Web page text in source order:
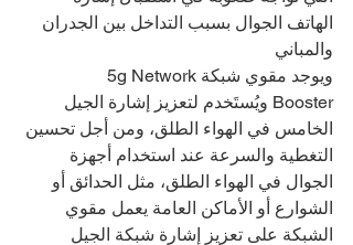
الهاتف الجوال بسبب التداخل بين الجدران
والمباني
ويوجد مقوي شبكة5g Network
Booster ويُستَخدم لتعزيز إشارة الجيل
الخامس في الهواء الطلق، ومن أجل تحسين
التغطية والسرعة عند استخدام أجهزة
الجوال في الهواء الطلق، مثل الحدائق أو
الشوارع أو الأماكن العامة يعمل مقوي
الشبكة على تعزيز إشارة شبكة الجيل